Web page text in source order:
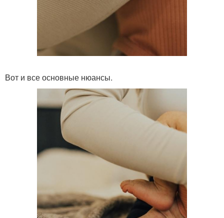
Вот и все основные нюансы.